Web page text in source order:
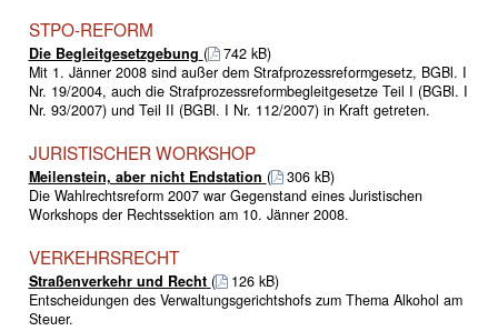
STPO-REFORM
Die Begleitgesetzgebung (
742 kB)
Mit 1. Jänner 2008 sind außer dem Strafprozessreformgesetz, BGBl. I
Nr. 19/2004, auch die Strafprozessreformbegleitgesetze Teil I (BGBl. I
Nr. 93/2007) und Teil II (BGBl. I Nr. 112/2007) in Kraft getreten.
JURISTISCHER WORKSHOP
Meilenstein, aber nicht Endstation (
306 kB)
Die Wahlrechtsreform 2007 war Gegenstand eines Juristischen
Workshops der Rechtssektion am 10. Jänner 2008.
VERKEHRSRECHT
Straßenverkehr und Recht (
126 kB)
Entscheidungen des Verwaltungsgerichtshofs zum Thema Alkohol am
Steuer.